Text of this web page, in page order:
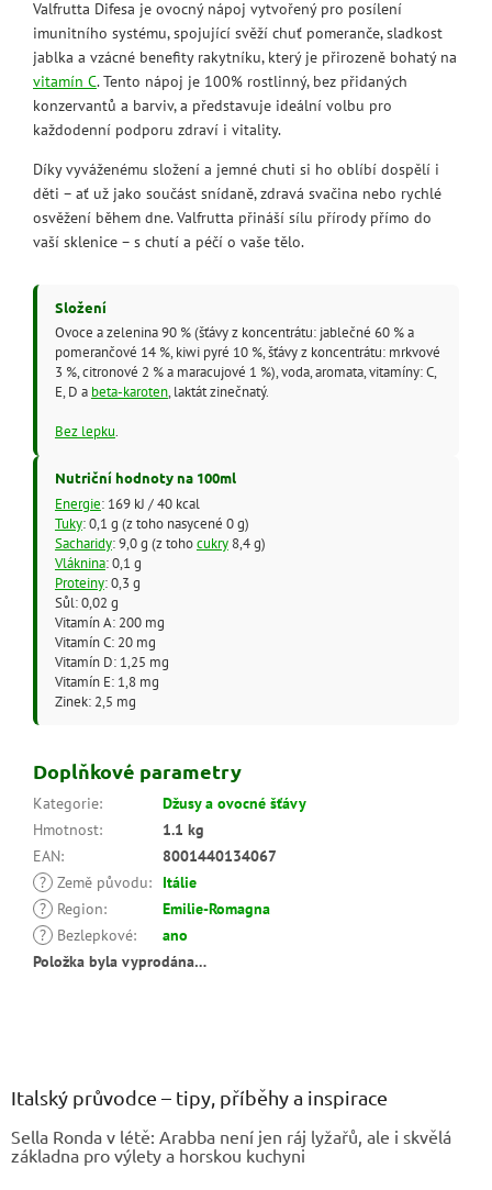
Valfrutta Difesa je ovocný nápoj vytvořený pro posílení
imunitního systému, spojující svěží chuť pomeranče, sladkost
jablka a vzácné benefity rakytníku, který je přirozeně bohatý na
vitamín C. Tento nápoj je 100% rostlinný, bez přidaných
konzervantů a barviv, a představuje ideální volbu pro
každodenní podporu zdraví i vitality.
Díky vyváženému složení a jemné chuti si ho oblíbí dospělí i
děti – ať už jako součást snídaně, zdravá svačina nebo rychlé
osvěžení během dne. Valfrutta přináší sílu přírody přímo do
vaší sklenice – s chutí a péčí o vaše tělo.
Složení
Ovoce a zelenina 90 % (šťávy z koncentrátu: jablečné 60 % a
pomerančové 14 %, kiwi pyré 10 %, šťávy z koncentrátu: mrkvové
3 %, citronové 2 % a maracujové 1 %), voda, aromata, vitamíny: C,
E, D a beta-karoten, laktát zinečnatý.
Bez lepku.
Nutriční hodnoty na 100ml
Energie: 169 kJ / 40 kcal
Tuky: 0,1 g (z toho nasycené 0 g)
Sacharidy: 9,0 g (z tohocukry8,4 g)
Vláknina: 0,1 g
Proteiny: 0,3 g
Sůl: 0,02 g
Vitamín A: 200 mg
Vitamín C: 20 mg
Vitamín D: 1,25 mg
Vitamín E: 1,8 mg
Zinek: 2,5 mg
Doplňkové parametry
Kategorie:
Džusy a ovocné šťávy
Hmotnost:
1.1 kg
EAN:
8001440134067
? Země původu:
Itálie
?
Region:
Emilie-Romagna
?
Bezlepkové:
ano
Položka byla vyprodána…
Italský průvodce – tipy, příběhy a inspirace
Sella Ronda v létě: Arabba není jen ráj lyžařů, ale i skvělá
základna pro výlety a horskou kuchyni